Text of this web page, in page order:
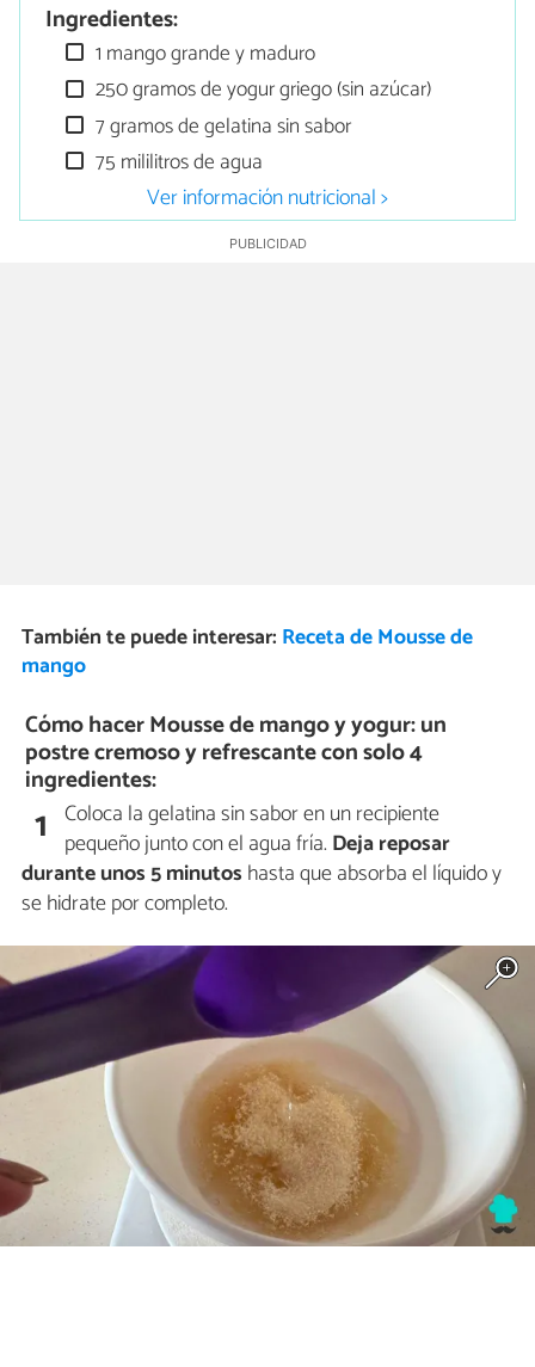
Ingredientes:
1 mango grande y maduro
250 gramos de yogur griego (sin azúcar)
7 gramos de gelatina sin sabor
75 mililitros de agua
Ver información nutricional >
También te puede interesar: Receta de Mousse de
mango
Cómo hacer Mousse de mango y yogur: un
postre cremoso y refrescante con solo 4
ingredientes:
1 Coloca la gelatina sin sabor en un recipiente
pequeño junto con el agua fría. Deja reposar
durante unos 5 minutos hasta que absorba el líquido y
se hidrate por completo.